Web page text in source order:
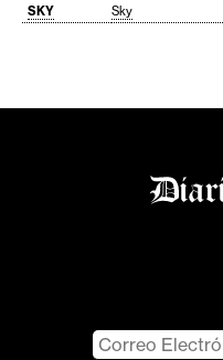
SKY
Sky